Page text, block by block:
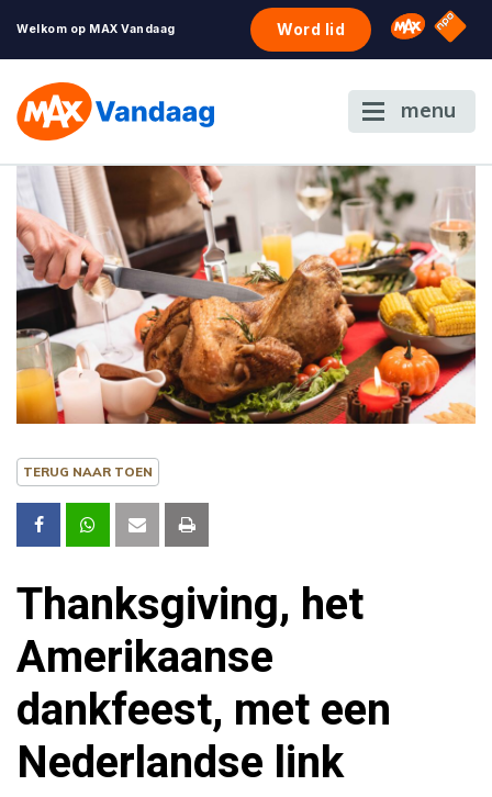
Welkom op MAX Vandaag Word lid Omroep
NPO
menu
TERUG NAAR TOEN
Thanksgiving, het
Amerikaanse
dankfeest, met een
Nederlandse link